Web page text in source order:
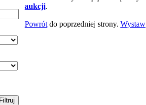
aukcji.
Powrót do poprzedniej strony. Wystaw